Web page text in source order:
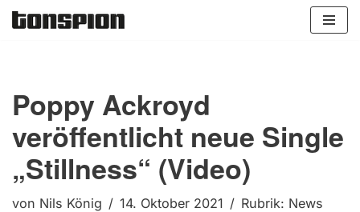
Poppy Ackroyd
veröffentlicht neue Single
„Stillness“ (Video)
von Nils König 14. Oktober 2021 Rubrik: News